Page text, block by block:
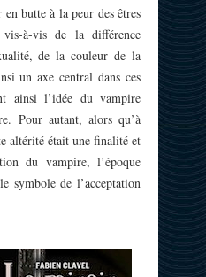
butte à la peur des êtres
à-vis de la différence
de la couleur de la
un axe central dans ces
ainsi l’idée du vampire
Pour autant, alors qu’à
altérité était une finalité et
du vampire, l’époque
symbole de l’acceptation